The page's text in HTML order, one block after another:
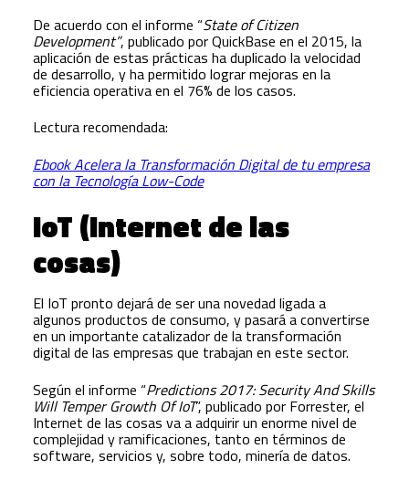
De acuerdo con el informe “State of Citizen
Development”, publicado por QuickBase en el 2015, la
aplicación de estas prácticas ha duplicado la velocidad
de desarrollo, y ha permitido lograr mejoras en la
eficiencia operativa en el 76% de los casos.
Lectura recomendada:
Ebook Acelera la Transformación Digital de tu empresa
con la Tecnología Low-Code
IoT (Internet de las
cosas)
El IoT pronto dejará de ser una novedad ligada a
algunos productos de consumo, y pasará a convertirse
en un importante catalizador de la transformación
digital de las empresas que trabajan en este sector.
Según el informe “Predictions 2017: Security And Skills
Will Temper Growth Of IoT”, publicado por Forrester, el
Internet de las cosas va a adquirir un enorme nivel de
complejidad y ramificaciones, tanto en términos de
software, servicios y, sobre todo, minería de datos.